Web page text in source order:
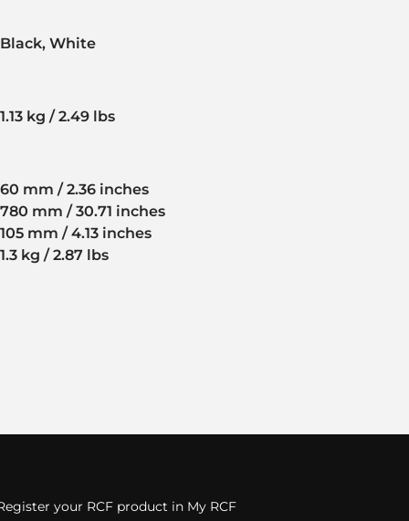
Black, White
1.13 kg / 2.49 lbs
60 mm / 2.36 inches
780 mm / 30.71 inches
105 mm / 4.13 inches
1.3 kg / 2.87 lbs
your RCF product in My RCF